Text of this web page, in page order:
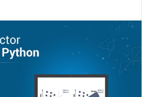
a
n